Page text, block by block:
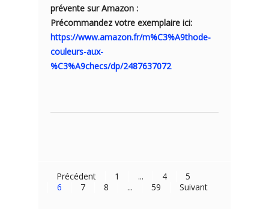
prévente sur Amazon :
Précommandez votre exemplaire ici:
https://www.amazon.fr/m%C3%A9thode-
couleurs-aux-
%C3%A9checs/dp/2487637072
Précédent 1 ... 4
5
6
7 8 ... 59 Suivant